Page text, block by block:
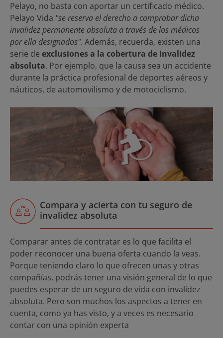
Pelayo, no basta con aportar un certificado médico.
Pelayo Vida "se reserva el derecho a comprobar dicha
invalidez permanente absoluta a través de los médicos
por ella designados". Además, recuerda, existen una
serie de exclusiones a la cobertura de invalidez
absoluta. Por ejemplo, que la causa sea un accidente
durante la práctica profesional de deportes aéreos y
náuticos, de automovilismo y de motociclismo.
Compara y acierta con tu seguro de
invalidez absoluta
Comparar antes de contratar es lo que facilita el
poder reconocer una buena oferta cuando la veas.
Porque teniendo claro lo que ofrecen unas y otras
compañías, podrás tener una visión general de lo que
puedes esperar de un seguro de vida con invalidez
absoluta. Pero son muchos los aspectos a tener en
cuenta, como ya has visto, y a veces es necesario
contar con una opinión experta